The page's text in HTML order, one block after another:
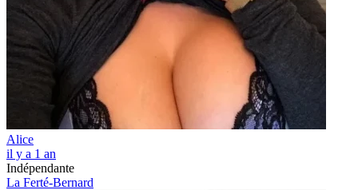
Alice
il y a 1 an
Indépendante
La Ferté-Bernard